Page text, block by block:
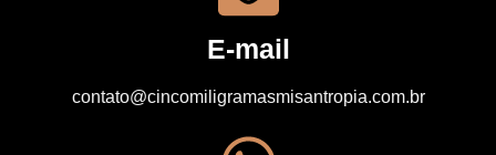
E-mail
contato@cincomiligramasmisantropia.com.br